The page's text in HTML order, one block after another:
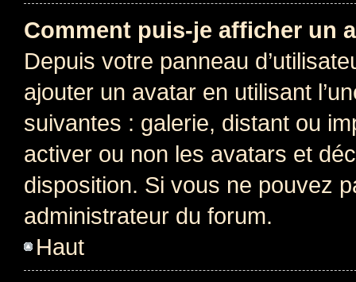
Comment puis-je afficher un
Depuis votre panneau
ajouter un avatar en utilisant
suivantes : galerie, distant ou
activer ou non les avatars et
disposition. Si vous ne pouvez
administrateur du forum.
Haut